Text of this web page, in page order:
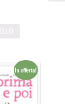
In offerta!